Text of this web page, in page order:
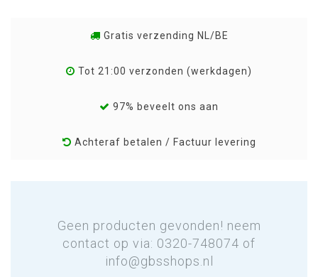
Gratis verzending NL/BE
Tot 21:00 verzonden (werkdagen)
97% beveelt ons aan
Achteraf betalen / Factuur levering
Geen producten gevonden! neem
contact op via: 0320-748074 of
info@gbsshops.nl